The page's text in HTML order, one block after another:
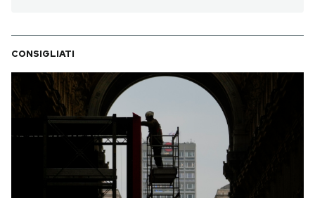
CONSIGLIATI